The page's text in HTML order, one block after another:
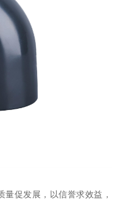
促发展，以信誉求效益，